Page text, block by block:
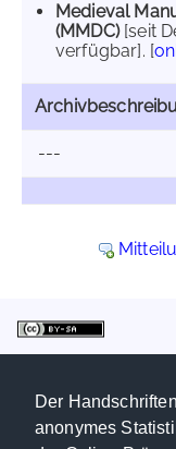
Der
anonymes
Medieval
(MMDC)[seit
verfügbar]. [
---